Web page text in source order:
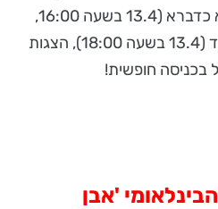
(12.4 בשעה 18:00), אבא כדברא (13.4 בשעה 16:00,
14.4 בשעה 12:00), אליעד (13.4 בשעה 18:00), הצגות
בכניסה חופשית!
'אבן